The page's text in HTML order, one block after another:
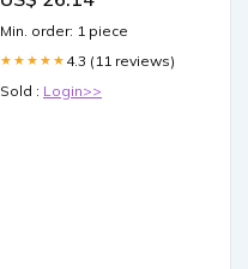
Min. order: 1 piece
★★★★★ 4.3 (11 reviews)
Sold : Login>>